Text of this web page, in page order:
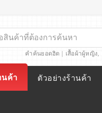
คำค้นยอดฮิต | เสื้อผ้าผู้หญิง,
นค้า ตัวอย่างร้านค้า